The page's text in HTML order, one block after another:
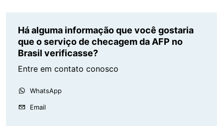
Há alguma informação que você gostaria
que o serviço de checagem da AFP no
Brasil verificasse?
Entre em contato conosco
WhatsApp
Email